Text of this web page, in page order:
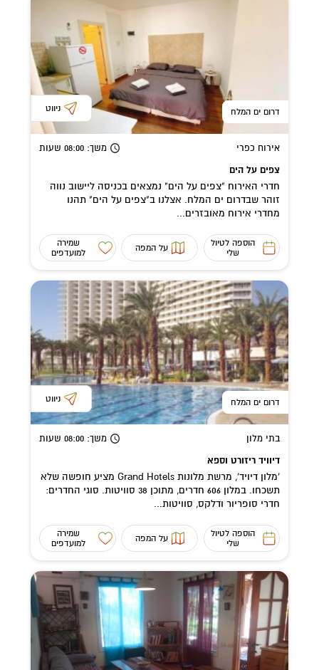
דרום ים המלח ניווט
אירוח כפרי משך: 08:00 שעות
צפים על הים
חדרי האירוח "צפים על הים" נמצאים בכניסה ליישוב נווה
זוהר שבדרום ים המלח. אצלנו ב"צפים על הים" תהנו
מחדרי אירוח מאובזרים...
הוספה לטיול
שלי
על המפה
שמירה
למועדפים
דרום ים המלח ניווט
בתי מלון משך: 08:00 שעות
דיוויד ריזורט וספא
'מלון דיויד', מרשת מלונות Grand Hotels מציע חופשה שלא
תשכחו. במלון 606 חדרים, מתוכן 38 סוויטות. סוגי החדרים:
חדרי סופריור ודלקס, סוויטות...
הוספה לטיול
שלי
על המפה
שמירה
למועדפים